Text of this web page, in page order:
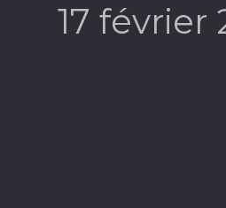
17 février